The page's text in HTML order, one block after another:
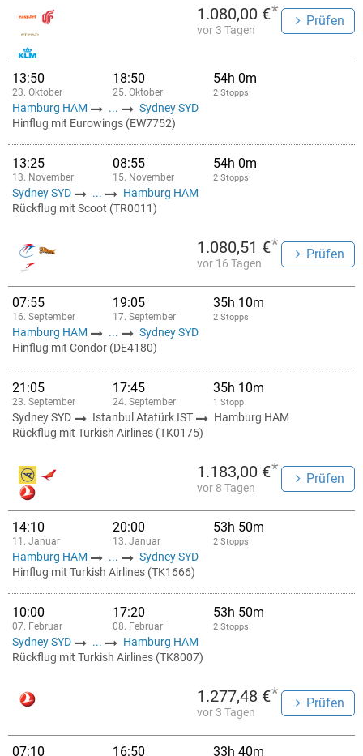
1.080,00 €*
vor 3 Tagen
Prüfen
13:50
23. Oktober
18:50
25. Oktober
54h 0m
2 Stopps
Hamburg HAM ...
Sydney SYD
Hinflug mit Eurowings (EW7752)
13:25
13. November
08:55
15. November
54h 0m
2 Stopps
Sydney SYD ...
Hamburg HAM
Rückflug mit Scoot (TR0011)
1.080,51 €*
vor 16 Tagen
Prüfen
07:55
16. September
19:05
17. September
35h 10m
2 Stopps
Hamburg HAM ...
Sydney SYD
Hinflug mit Condor (DE4180)
21:05
23. September
17:45
24. September
35h 10m
1 Stopp
Sydney SYD Istanbul Atatürk IST
Hamburg HAM
Rückflug mit Turkish Airlines (TK0175)
1.183,00 €*
vor 8 Tagen
Prüfen
14:10
11. Januar
20:00
13. Januar
53h 50m
2 Stopps
Hamburg HAM ...
Sydney SYD
Hinflug mit Turkish Airlines (TK1666)
10:00
07. Februar
17:20
08. Februar
53h 50m
2 Stopps
Sydney SYD ...
Hamburg HAM
Rückflug mit Turkish Airlines (TK8007)
1.277,48 €*
vor 3 Tagen
Prüfen
07:10 16:50 33h 40m